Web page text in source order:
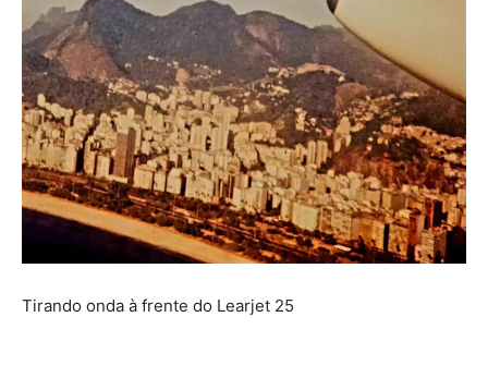
Tirando onda à frente do Learjet 25